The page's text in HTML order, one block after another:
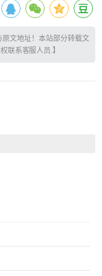
文地址！本站部分转载文
联系客服人员.】